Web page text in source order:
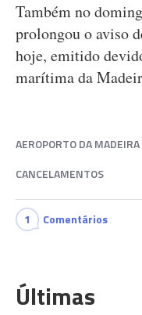
Também no
prolongou o aviso
hoje, emitido
marítima da
AEROPORTO DA
CANCELAMENTOS
1 Comentários
Últimas